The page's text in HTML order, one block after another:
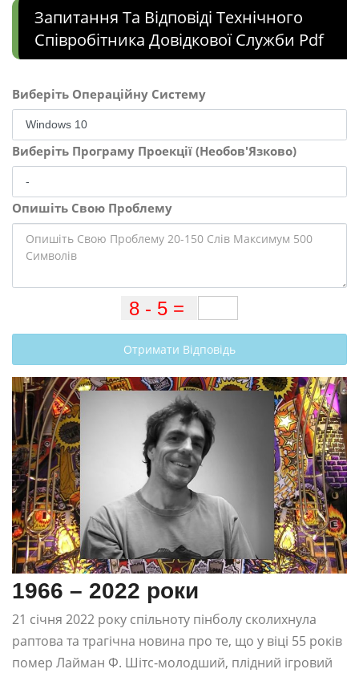
Запитання Та Відповіді Технічного
Співробітника Довідкової Служби Pdf
Виберіть Операційну Систему
Виберіть Програму Проекції (Необов'Язково)
Опишіть Свою Проблему
Отримати Відповідь
1966 – 2022 роки
21 січня 2022 року спільноту пінболу сколихнула
раптова та трагічна новина про те, що у віці 55 років
помер Лайман Ф. Шітс-молодший, плідний ігровий